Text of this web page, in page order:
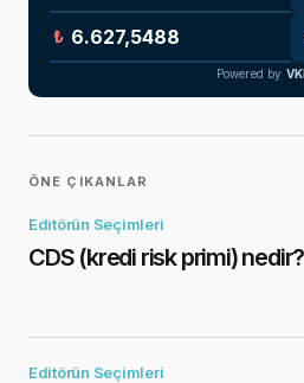
₺
Powered by
ÖNE ÇIKANLAR
Editörün Seçimleri
CDS (kredi risk primi) nedir?
Editörün Seçimleri